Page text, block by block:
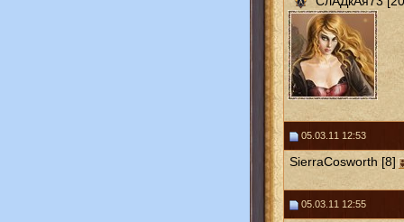
05.03.11 12:53
SierraCosworth [8]
05.03.11 12:55